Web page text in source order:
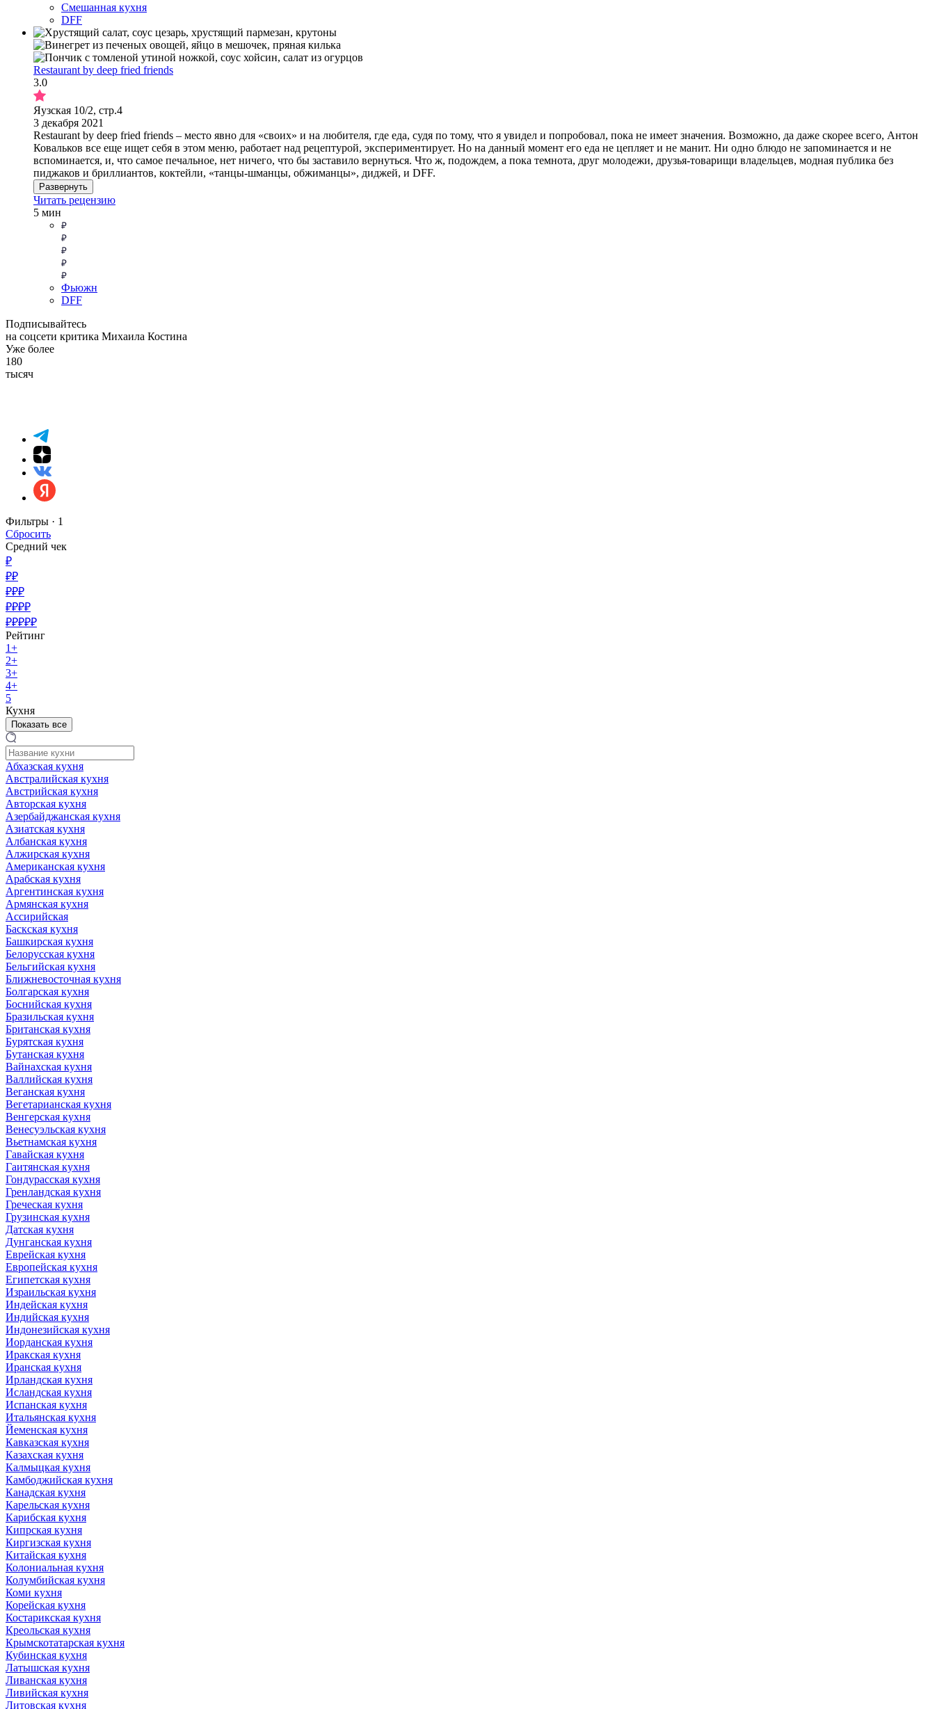
Смешанная кухня
DFF
Restaurant by deep fried friends
3.0
Яузская 10/2, стр.4
3 декабря 2021
Restaurant by deep fried friends – место явно для «своих» и на любителя, где еда, судя по тому, что я увидел и попробовал, пока не имеет значения. Возможно, да даже скорее всего, Антон
Ковальков все еще ищет себя в этом меню, работает над рецептурой, экспериментирует. Но на данный момент его еда не цепляет и не манит. Ни одно блюдо не запоминается и не
вспоминается, и, что самое печальное, нет ничего, что бы заставило вернуться. Что ж, подождем, а пока темнота, друг молодежи, друзья-товарищи владельцев, модная публика без
пиджаков и бриллиантов, коктейли, «танцы-шманцы, обжиманцы», диджей, и DFF.
Развернуть
Читать рецензию
5 мин
Фьюжн
DFF
Подписывайтесь
на соцсети критика Михаила Костина
Уже более
180
тысяч
Фильтры · 1
Сбросить
Средний чек
₽
₽₽
₽₽₽
₽₽₽₽
₽₽₽₽₽
Рейтинг
1+
2+
3+
4+
5
Кухня
Показать все
Абхазская кухня
Австралийская кухня
Австрийская кухня
Авторская кухня
Азербайджанская кухня
Азиатская кухня
Албанская кухня
Алжирская кухня
Американская кухня
Арабская кухня
Аргентинская кухня
Армянская кухня
Ассирийская
Баскская кухня
Башкирская кухня
Белорусская кухня
Бельгийская кухня
Ближневосточная кухня
Болгарская кухня
Боснийская кухня
Бразильская кухня
Британская кухня
Бурятская кухня
Бутанская кухня
Вайнахская кухня
Валлийская кухня
Веганская кухня
Вегетарианская кухня
Венгерская кухня
Венесуэльская кухня
Вьетнамская кухня
Гавайская кухня
Гаитянская кухня
Гондурасская кухня
Гренландская кухня
Греческая кухня
Грузинская кухня
Датская кухня
Дунганская кухня
Еврейская кухня
Европейская кухня
Египетская кухня
Израильская кухня
Индейская кухня
Индийская кухня
Индонезийская кухня
Иорданская кухня
Иракская кухня
Иранская кухня
Ирландская кухня
Исландская кухня
Испанская кухня
Итальянская кухня
Йеменская кухня
Кавказская кухня
Казахская кухня
Калмыцкая кухня
Камбоджийская кухня
Канадская кухня
Карельская кухня
Карибская кухня
Кипрская кухня
Киргизская кухня
Китайская кухня
Колониальная кухня
Колумбийская кухня
Коми кухня
Корейская кухня
Костарикская кухня
Креольская кухня
Крымскотатарская кухня
Кубинская кухня
Латышская кухня
Ливанская кухня
Ливийская кухня
Литовская кухня